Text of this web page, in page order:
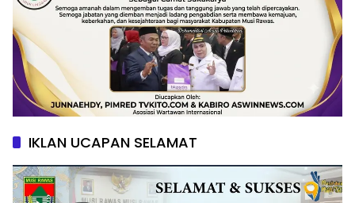
IKLAN UCAPAN SELAMAT